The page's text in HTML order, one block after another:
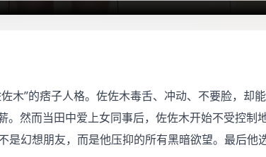
木”的痞子人格。佐佐木毒舌、冲动、不要脸，却
。然而当田中爱上女同事后，佐佐木开始不受控制
是幻想朋友，而是他压抑的所有黑暗欲望。最后他